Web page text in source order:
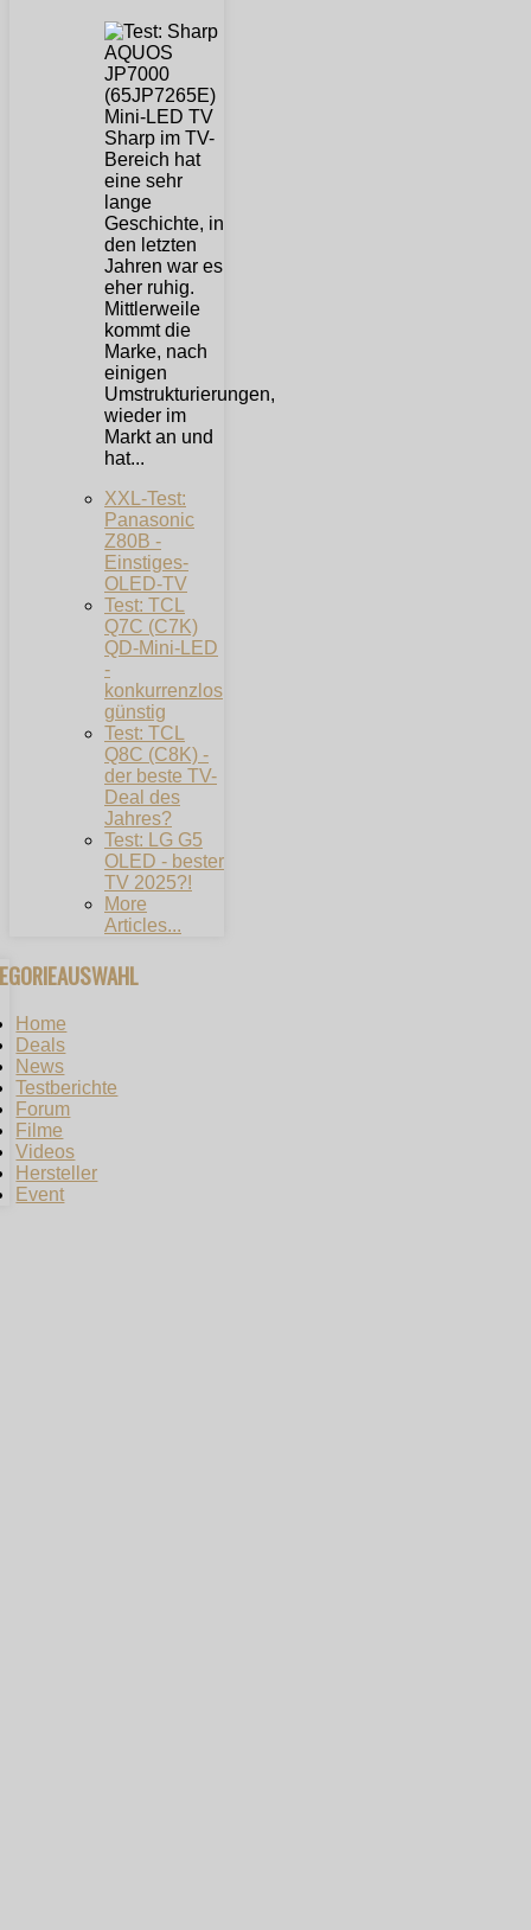
Sharp im TV-
Bereich hat
eine sehr
lange
Geschichte, in
den letzten
Jahren war es
eher ruhig.
Mittlerweile
kommt die
Marke, nach
einigen
Umstrukturierungen,
wieder im
Markt an und
hat...
XXL-Test:
Panasonic
Z80B -
Einstiges-
OLED-TV
Test: TCL
Q7C (C7K)
QD-Mini-LED
-
konkurrenzlos
günstig
Test: TCL
Q8C (C8K) -
der beste TV-
Deal des
Jahres?
Test: LG G5
OLED - bester
TV 2025?!
More
Articles...
Home
Deals
News
Testberichte
Forum
Filme
Videos
Hersteller
Event